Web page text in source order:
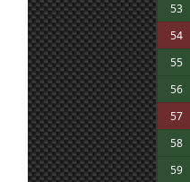
6 jul. 11:10
Maxxis
6 jul. 8:03
NeoN
6 jul. 7:13
6 jul. 6:20
orma
5 jul. 16:47
Ikarus
4 jul. 16:39
johneysvk
53
54
55
56
57
58
59